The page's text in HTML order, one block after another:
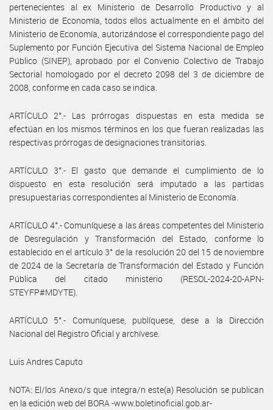
pertenecientes al ex Ministerio de Desarrollo Productivo y al
Ministerio de Economía, todos ellos actualmente en el ámbito del
Ministerio de Economía, autorizándose el correspondiente pago del
Suplemento por Función Ejecutiva del Sistema Nacional de Empleo
Público (SINEP), aprobado por el Convenio Colectivo de Trabajo
Sectorial homologado por el decreto 2098 del 3 de diciembre de
2008, conforme en cada caso se indica.
ARTÍCULO 2°.- Las prórrogas dispuestas en esta medida se
efectúan en los mismos términos en los que fueran realizadas las
respectivas prórrogas de designaciones transitorias.
ARTÍCULO 3°.- El gasto que demande el cumplimiento de lo
dispuesto en esta resolución será imputado a las partidas
presupuestarias correspondientes al Ministerio de Economía.
ARTÍCULO 4°.- Comuníquese a las áreas competentes del Ministerio
de Desregulación y Transformación del Estado, conforme lo
establecido en el artículo 3° de la resolución 20 del 15 de noviembre
de 2024 de la Secretaría de Transformación del Estado y Función
Pública del citado ministerio (RESOL-2024-20-APN-
STEYFP#MDYTE).
ARTÍCULO 5°.- Comuníquese, publíquese, dese a la Dirección
Nacional del Registro Oficial y archívese.
Luis Andres Caputo
NOTA: El/los Anexo/s que integra/n este(a) Resolución se publican
en la edición web del BORA -www.boletinoficial.gob.ar-